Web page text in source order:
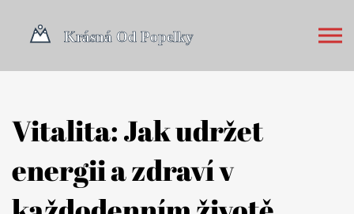
Vitalita: Jak udržet
energii a zdraví v